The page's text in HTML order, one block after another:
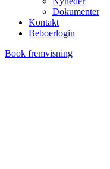
Dokumenter
Kontakt
Beboerlogin
Book fremvisning